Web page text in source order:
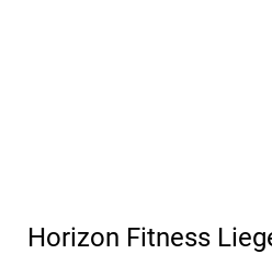
Horizon Fitness